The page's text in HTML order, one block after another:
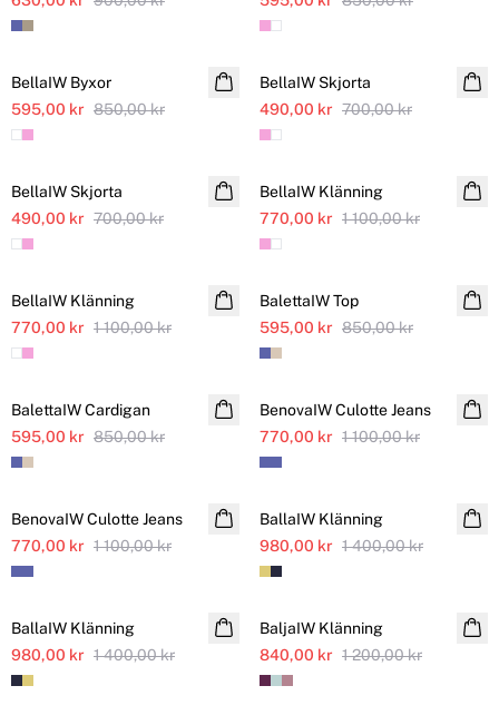
Ytterligare nedsatt
SALE
BellaIW Byxor
595,00 kr 850,00 kr
SALE
BellaIW Skjorta
490,00 kr 700,00 kr
SALE
BellaIW Skjorta
490,00 kr 700,00 kr
Ytterligare nedsatt
SALE
BellaIW Klänning
770,00 kr 1 100,00 kr
Ytterligare nedsatt
SALE
BellaIW Klänning
770,00 kr 1 100,00 kr
Ytterligare nedsatt
SALE
BalettaIW Top
595,00 kr 850,00 kr
Ytterligare nedsatt
SALE
BalettaIW Cardigan
595,00 kr 850,00 kr
Ytterligare nedsatt
SALE
BenovaIW Culotte Jeans
770,00 kr 1 100,00 kr
Ytterligare nedsatt
SALE
BenovaIW Culotte Jeans
770,00 kr 1 100,00 kr
Ytterligare nedsatt
SALE
BallaIW Klänning
980,00 kr 1 400,00 kr
Ytterligare nedsatt
SALE
BallaIW Klänning
980,00 kr 1 400,00 kr
Ytterligare nedsatt
SALE
BaljaIW Klänning
840,00 kr 1 200,00 kr
SALE SALE